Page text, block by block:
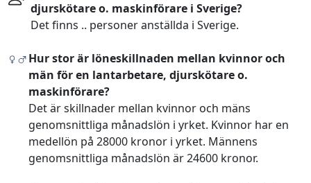
djurskötare o. maskinförare i Sverige?
Det finns .. personer anställda i Sverige.
Hur stor är löneskillnaden mellan kvinnor och
män för en lantarbetare, djurskötare o.
maskinförare?
Det är skillnader mellan kvinnor och mäns
genomsnittliga månadslön i yrket. Kvinnor har en
medellön på 28000 kronor i yrket. Männens
genomsnittliga månadslön är 24600 kronor.